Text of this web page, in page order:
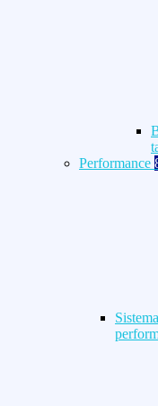
Performance